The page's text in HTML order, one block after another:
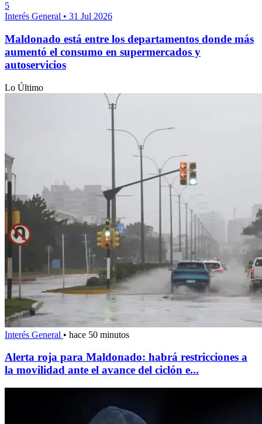
5
Interés General • 31 Jul 2026
Maldonado está entre los departamentos donde más
aumentó el consumo en supermercados y
autoservicios
Lo Último
Interés General • hace 50 minutos
Alerta roja para Maldonado: habrá restricciones a
la movilidad ante el avance del ciclón e...